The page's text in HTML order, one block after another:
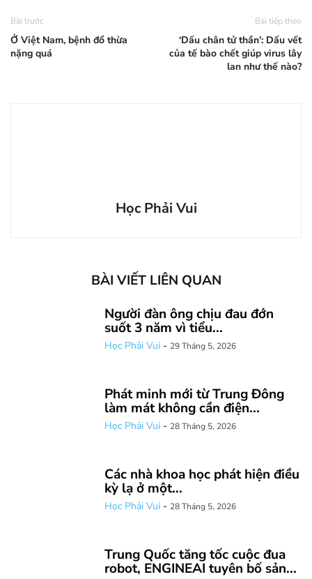
Bài trước
Ở Việt Nam, bệnh đổ thừa
nặng quá
Bài tiếp theo
‘Dấu chân tử thần’: Dấu vết
của tế bào chết giúp virus lây
lan như thế nào?
Học Phải Vui
BÀI VIẾT LIÊN QUAN
Người đàn ông chịu đau đớn
suốt 3 năm vì tiểu...
Học Phải Vui - 29 Tháng 5, 2026
Phát minh mới từ Trung Đông
làm mát không cần điện...
Học Phải Vui - 28 Tháng 5, 2026
Các nhà khoa học phát hiện điều
kỳ lạ ở một...
Học Phải Vui - 28 Tháng 5, 2026
Trung Quốc tăng tốc cuộc đua
robot, ENGINEAI tuyên bố sản...